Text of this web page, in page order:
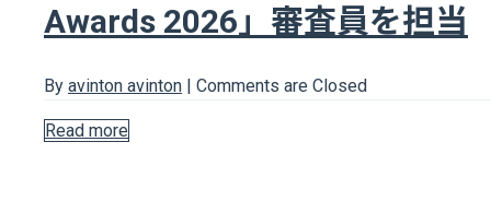
Awards 2026」審査員を担当
By avinton avinton | Comments are Closed
Read more